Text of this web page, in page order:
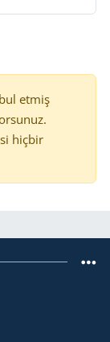
etmiş
hiçbir